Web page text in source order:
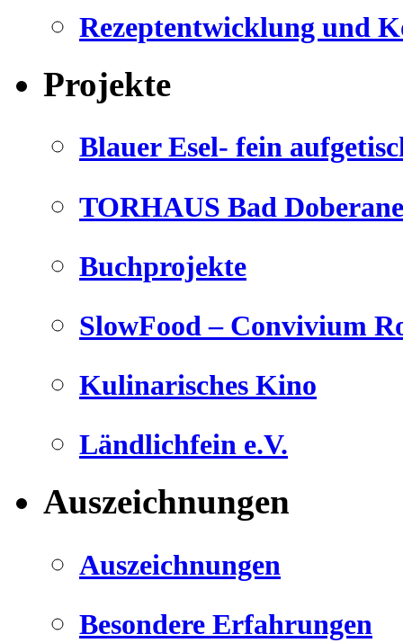
Rezeptentwicklung und
Projekte
Blauer Esel- fein
TORHAUS Bad
Buchprojekte
SlowFood – Convivium
Kulinarisches Kino
Ländlichfein e.V.
Auszeichnungen
Auszeichnungen
Besondere Erfahrungen